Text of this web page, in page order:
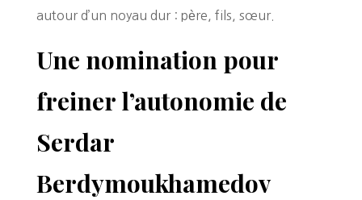
autour d’un noyau dur : père, fils, sœur.
Une nomination pour
freiner l’autonomie de
Serdar
Berdymoukhamedov